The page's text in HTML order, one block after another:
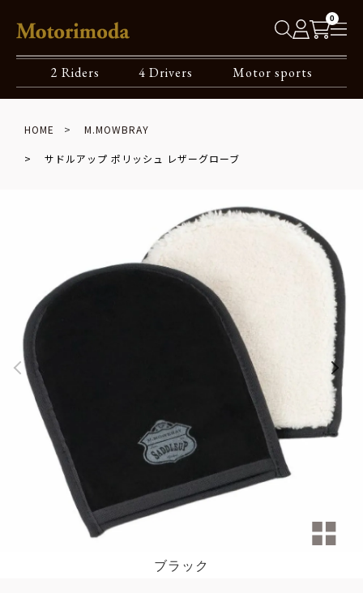
0
2 Riders 4 Drivers Motor sports
HOME M.MOWBRAY
サドルアップ ポリッシュ レザーグローブ
ブラック